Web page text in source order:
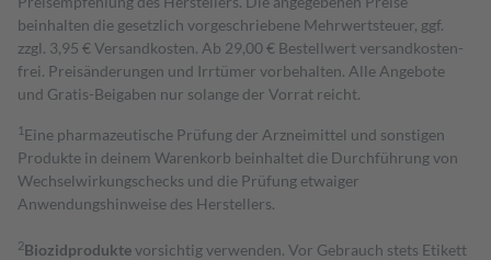
beinhalten die gesetzlich vorgeschriebene Mehrwertsteuer, ggf.
zzgl. 3,95 € Versandkosten. Ab 29,00 € Bestell­wert versand­kosten­
frei. Preisänderungen und Irrtümer vorbehalten. Alle Angebote
und Gratis-Beigaben nur solange der Vorrat reicht.
1 Eine pharmazeutische Prüfung der Arzneimittel und sonstigen
Produkte in deinem Warenkorb beinhaltet die Durchführung von
Wechselwirkungschecks und die Prüfung etwaiger
Anwendungshinweise des Herstellers.
2Biozidproduktevorsichtig verwenden. Vor Gebrauch stets Etikett